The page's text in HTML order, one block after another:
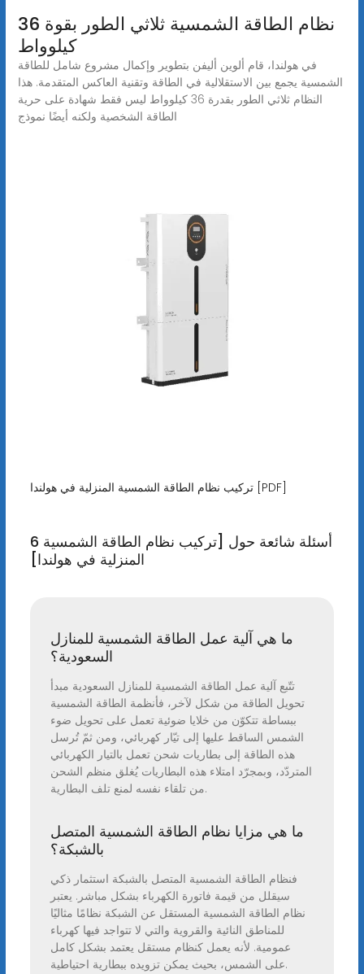
نظام الطاقة الشمسية ثلاثي الطور بقوة 36
كيلوواط
في هولندا، قام ألوين أليفن بتطوير وإكمال مشروع شامل للطاقة
الشمسية يجمع بين الاستقلالية في الطاقة وتقنية العاكس المتقدمة. هذا
النظام ثلاثي الطور بقدرة 36 كيلوواط ليس فقط شهادة على حرية
الطاقة الشخصية ولكنه أيضًا نموذج
تركيب نظام الطاقة الشمسية المنزلية في هولندا [PDF]
6 أسئلة شائعة حول [تركيب نظام الطاقة الشمسية
المنزلية في هولندا]
ما هي آلية عمل الطاقة الشمسية للمنازل
السعودية؟
تتّبع آلية عمل الطاقة الشمسية للمنازل السعودية مبدأ
تحويل الطاقة من شكل لآخر، فأنظمة الطاقة الشمسية
ببساطة تتكوّن من خلايا ضوئية تعمل على تحويل ضوء
الشمس الساقط عليها إلى تيّار كهربائي، ومن ثمّ تُرسل
هذه الطاقة إلى بطاريات شحن تعمل بالتيار الكهربائي
المتردّد، وبمجرّد امتلاء هذه البطاريات يُغلق منظم الشحن
من تلقاء نفسه لمنع تلف البطارية.
ما هي مزايا نظام الطاقة الشمسية المتصل
بالشبكة؟
فنظام الطاقة الشمسية المتصل بالشبكة استثمار ذكي
سيقلل من قيمة فاتورة الكهرباء بشكل مباشر. يعتبر
نظام الطاقة الشمسية المستقل عن الشبكة نظامًا مثاليًا
للمناطق النائية والقروية والتي لا تتواجد فيها كهرباء
عمومية. لأنه يعمل كنظام مستقل يعتمد بشكل كامل
على الشمس، بحيث يمكن تزويده ببطارية احتياطية.